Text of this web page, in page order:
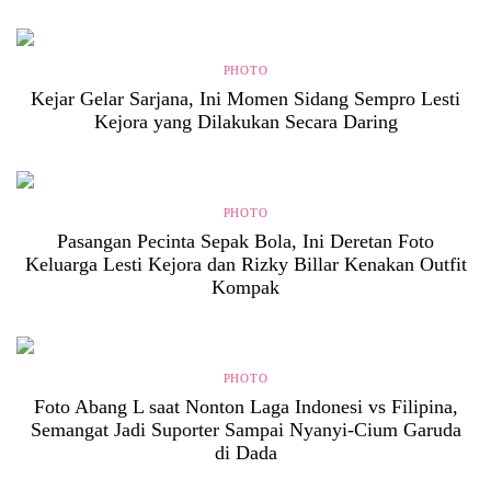
PHOTO
Kejar Gelar Sarjana, Ini Momen Sidang Sempro Lesti
Kejora yang Dilakukan Secara Daring
PHOTO
Pasangan Pecinta Sepak Bola, Ini Deretan Foto
Keluarga Lesti Kejora dan Rizky Billar Kenakan Outfit
Kompak
PHOTO
Foto Abang L saat Nonton Laga Indonesi vs Filipina,
Semangat Jadi Suporter Sampai Nyanyi-Cium Garuda
di Dada